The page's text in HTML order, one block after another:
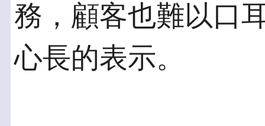
務，顧客也難以口
心長的表示。